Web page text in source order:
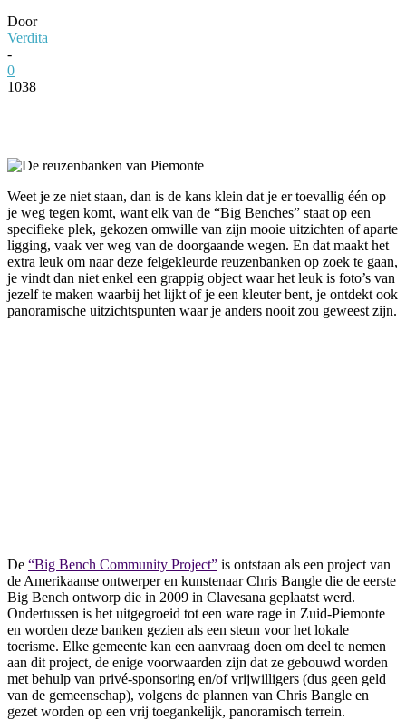
Door
Verdita
-
0
1038
Weet je ze niet staan, dan is de kans klein dat je er toevallig één op
je weg tegen komt, want elk van de “Big Benches” staat op een
specifieke plek, gekozen omwille van zijn mooie uitzichten of aparte
ligging, vaak ver weg van de doorgaande wegen. En dat maakt het
extra leuk om naar deze felgekleurde reuzenbanken op zoek te gaan,
je vindt dan niet enkel een grappig object waar het leuk is foto’s van
jezelf te maken waarbij het lijkt of je een kleuter bent, je ontdekt ook
panoramische uitzichtspunten waar je anders nooit zou geweest zijn.
De “Big Bench Community Project” is ontstaan als een project van
de Amerikaanse ontwerper en kunstenaar Chris Bangle die de eerste
Big Bench ontworp die in 2009 in Clavesana geplaatst werd.
Ondertussen is het uitgegroeid tot een ware rage in Zuid-Piemonte
en worden deze banken gezien als een steun voor het lokale
toerisme. Elke gemeente kan een aanvraag doen om deel te nemen
aan dit project, de enige voorwaarden zijn dat ze gebouwd worden
met behulp van privé-sponsoring en/of vrijwilligers (dus geen geld
van de gemeenschap), volgens de plannen van Chris Bangle en
gezet worden op een vrij toegankelijk, panoramisch terrein.